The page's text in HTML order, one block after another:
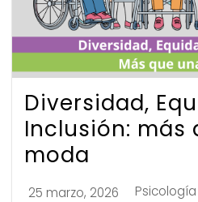
Diversidad,
Inclusión: más
moda
25 marzo, 2026